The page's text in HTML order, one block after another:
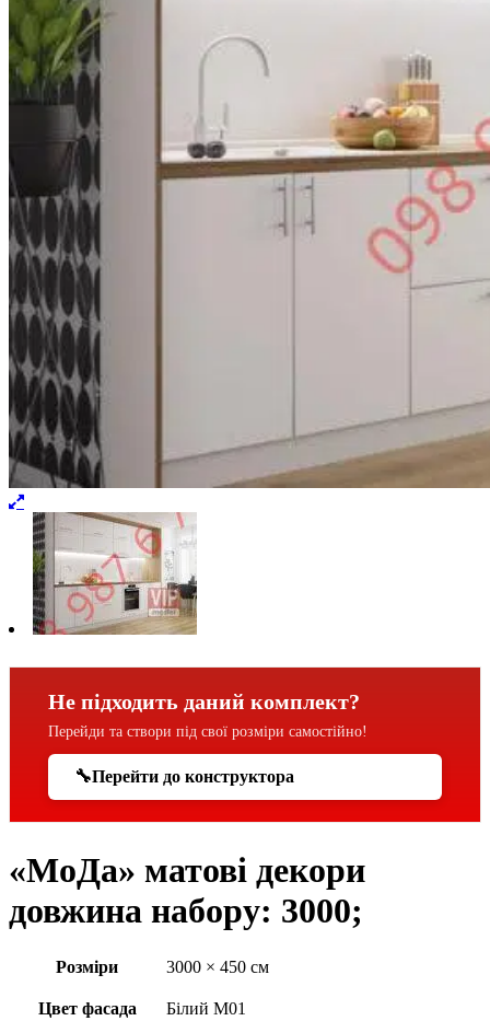
Не підходить даний комплект?
Перейди та створи під свої розміри самостійно!
🔧Перейти до конструктора
«МоДа» матові декори
довжина набору: 3000;
Розміри 3000 × 450 см
Цвет фасада Білий М01